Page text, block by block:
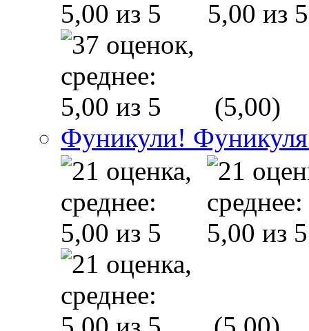
(5,00)
Фуникули!